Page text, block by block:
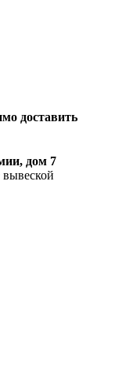
доставить
дом 7
вывеской